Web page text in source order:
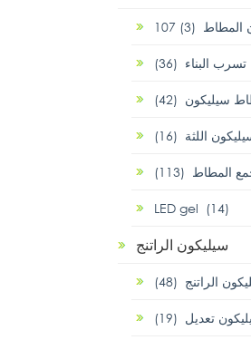
المطاط (3)
تسرب البناء (36)
سيليكون (42)
اللثة (16)
المطاط (113)
LED gel (14)
سيليكون الراتنج
الراتنج (48)
تعديل (19)